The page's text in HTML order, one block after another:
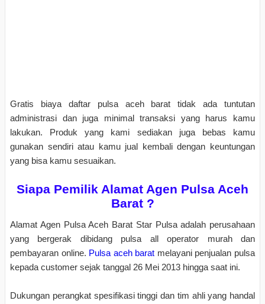
Gratis biaya daftar pulsa aceh barat tidak ada tuntutan
administrasi dan juga minimal transaksi yang harus kamu
lakukan. Produk yang kami sediakan juga bebas kamu
gunakan sendiri atau kamu jual kembali dengan keuntungan
yang bisa kamu sesuaikan.
Siapa Pemilik Alamat Agen Pulsa Aceh
Barat ?
Alamat Agen Pulsa Aceh Barat Star Pulsa adalah perusahaan
yang bergerak dibidang pulsa all operator murah dan
pembayaran online. Pulsa aceh barat melayani penjualan pulsa
kepada customer sejak tanggal 26 Mei 2013 hingga saat ini.
Dukungan perangkat spesifikasi tinggi dan tim ahli yang handal